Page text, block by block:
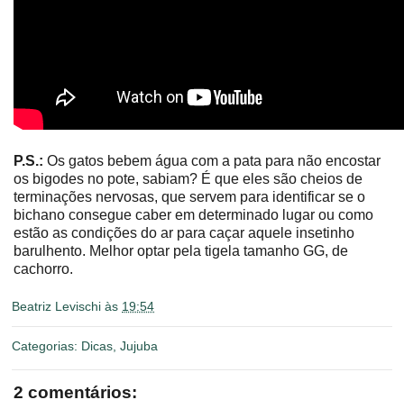
P.S.: Os gatos bebem água com a pata para não encostar
os bigodes no pote, sabiam? É que eles são cheios de
terminações nervosas, que servem para identificar se o
bichano consegue caber em determinado lugar ou como
estão as condições do ar para caçar aquele insetinho
barulhento. Melhor optar pela tigela tamanho GG, de
cachorro.
Beatriz Levischi às 19:54
Categorias: Dicas Jujuba
2 comentários: